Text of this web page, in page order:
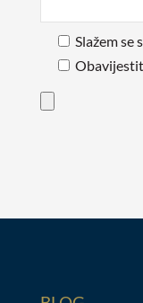
Slažem se s